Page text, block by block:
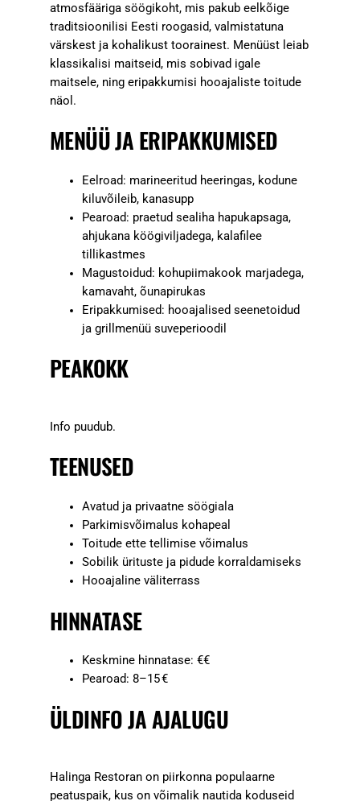
atmosfääriga söögikoht, mis pakub eelkõige
traditsioonilisi Eesti roogasid, valmistatuna
värskest ja kohalikust toorainest. Menüüst leiab
klassikalisi maitseid, mis sobivad igale
maitsele, ning eripakkumisi hooajaliste toitude
näol.
MENÜÜ JA ERIPAKKUMISED
Eelroad: marineeritud heeringas, kodune
kiluvõileib, kanasupp
Pearoad: praetud sealiha hapukapsaga,
ahjukana köögiviljadega, kalafilee
tillikastmes
Magustoidud: kohupiimakook marjadega,
kamavaht, õunapirukas
Eripakkumised: hooajalised seenetoidud
ja grillmenüü suveperioodil
PEAKOKK
Info puudub.
TEENUSED
Avatud ja privaatne söögiala
Parkimisvõimalus kohapeal
Toitude ette tellimise võimalus
Sobilik ürituste ja pidude korraldamiseks
Hooajaline väliterrass
HINNATASE
Keskmine hinnatase: €€
Pearoad: 8–15 €
ÜLDINFO JA AJALUGU
Halinga Restoran on piirkonna populaarne
peatuspaik, kus on võimalik nautida koduseid